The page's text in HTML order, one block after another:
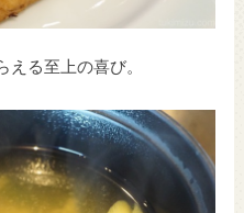
える至上の喜び。